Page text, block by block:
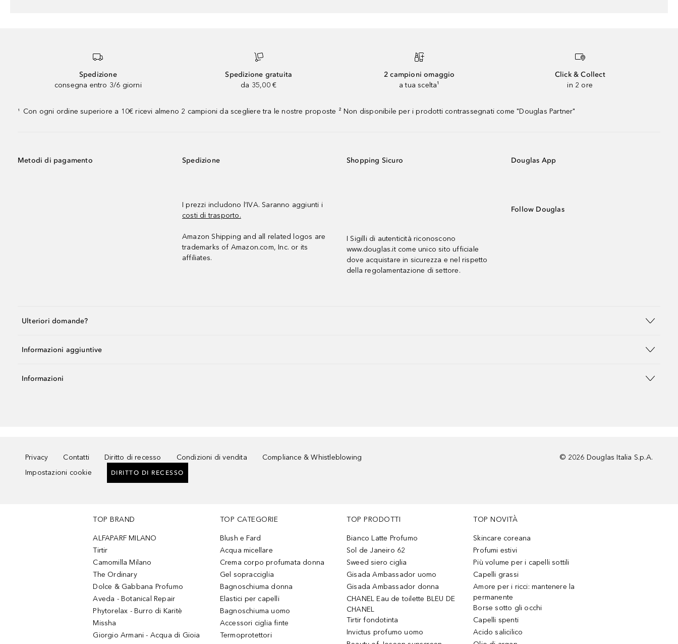
Spedizione
consegna entro 3/6 giorni
Spedizione gratuita
da 35,00 €
2 campioni omaggio
a tua scelta¹
Click & Collect
in 2 ore
¹ Con ogni ordine superiore a 10€ ricevi almeno 2 campioni da scegliere tra le nostre proposte ² Non disponibile per i prodotti contrassegnati come "Douglas Partner"
Metodi di pagamento Spedizione
I prezzi includono l’IVA. Saranno aggiunti i
costi di trasporto.
Amazon Shipping and all related logos are
trademarks of Amazon.com, Inc. or its
affiliates.
Shopping Sicuro
I Sigilli di autenticità riconoscono
www.douglas.it come unico sito ufficiale
dove acquistare in sicurezza e nel rispetto
della regolamentazione di settore.
Douglas App
Follow Douglas
Ulteriori domande?
Informazioni aggiuntive
Informazioni
Privacy Contatti Diritto di recesso Condizioni di vendita
Compliance & Whistleblowing
Impostazioni cookie
DIRITTO DI RECESSO
© 2026 Douglas Italia S.p.A.
TOP BRAND
ALFAPARF MILANO
Tirtir
Camomilla Milano
The Ordinary
Dolce & Gabbana Profumo
Aveda - Botanical Repair
Phytorelax - Burro di Karitè
Missha
Giorgio Armani - Acqua di Gioia
TOP CATEGORIE
Blush e Fard
Acqua micellare
Crema corpo profumata donna
Gel sopracciglia
Bagnoschiuma donna
Elastici per capelli
Bagnoschiuma uomo
Accessori ciglia finte
Termoprotettori
TOP PRODOTTI
Bianco Latte Profumo
Sol de Janeiro 62
Sweed siero ciglia
Gisada Ambassador uomo
Gisada Ambassador donna
CHANEL Eau de toilette BLEU DE
CHANEL
Tirtir fondotinta
Invictus profumo uomo
TOP NOVITÀ
Skincare coreana
Profumi estivi
Più volume per i capelli sottili
Capelli grassi
Amore per i ricci: mantenere la
permanente
Borse sotto gli occhi
Capelli spenti
Acido salicilico